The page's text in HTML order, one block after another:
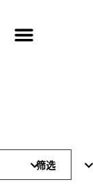
筛选